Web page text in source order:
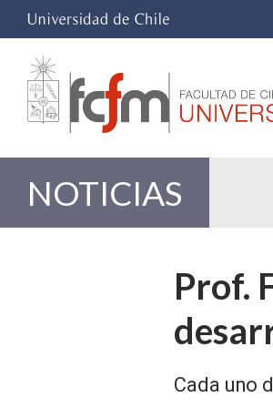
NOTICIAS
Prof.
Cada uno